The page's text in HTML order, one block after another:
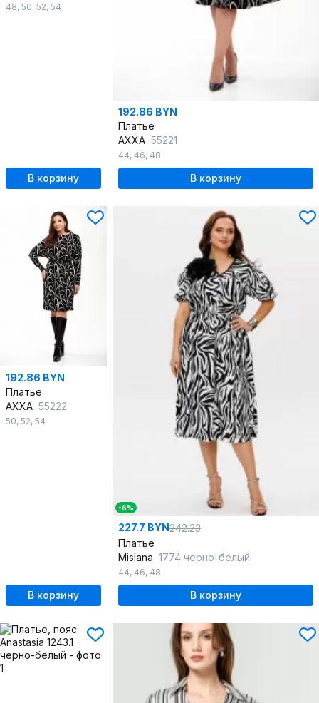
48, 50, 52, 54
В корзину
192.86 BYN
Платье
AXXA 55221
44, 46, 48
В корзину
192.86 BYN
Платье
AXXA 55222
50, 52, 54
В корзину
-6%
227.7 BYN242.23
Платье
Mislana 1774 черно-белый
44, 46, 48
В корзину